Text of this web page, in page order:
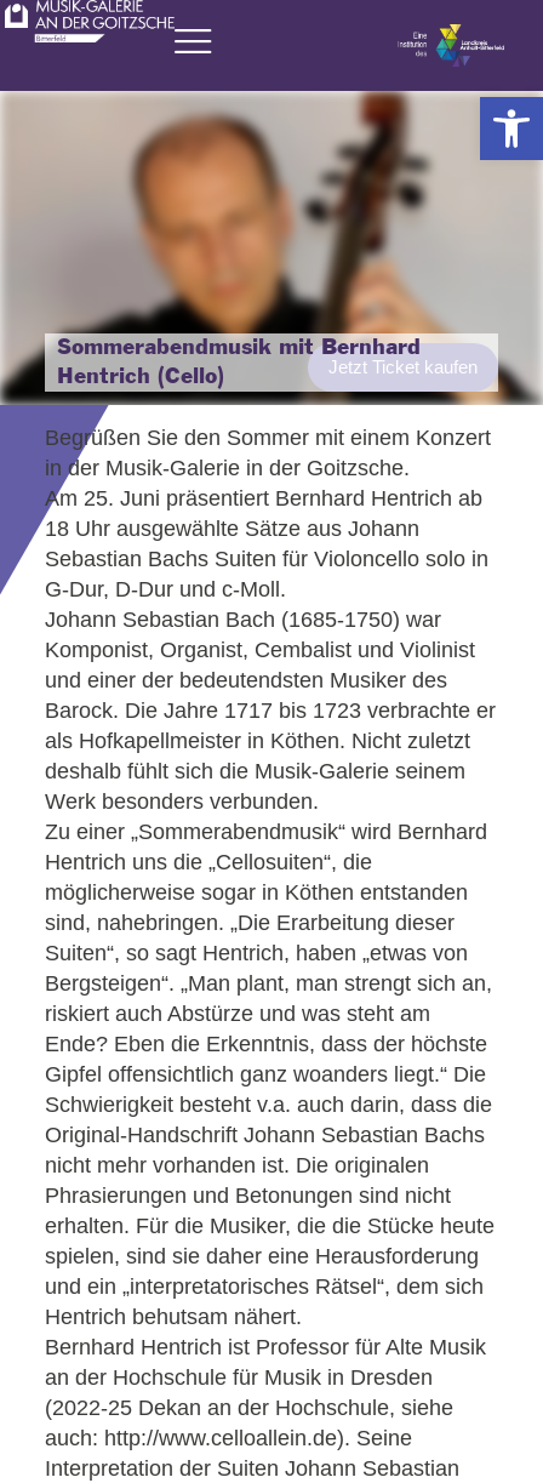
Zum
Inhalt
Jetzt Ticket kaufen
Sommerabendmusik mit Bernhard
Hentrich (Cello)
Begrüßen Sie den Sommer mit einem Konzert
in der Musik-Galerie in der Goitzsche.
Am 25. Juni präsentiert Bernhard Hentrich ab
18 Uhr ausgewählte Sätze aus Johann
Sebastian Bachs Suiten für Violoncello solo in
G-Dur, D-Dur und c-Moll.
Johann Sebastian Bach (1685-1750) war
Komponist, Organist, Cembalist und Violinist
und einer der bedeutendsten Musiker des
Barock. Die Jahre 1717 bis 1723 verbrachte er
als Hofkapellmeister in Köthen. Nicht zuletzt
deshalb fühlt sich die Musik-Galerie seinem
Werk besonders verbunden.
Zu einer „Sommerabendmusik“ wird Bernhard
Hentrich uns die „Cellosuiten“, die
möglicherweise sogar in Köthen entstanden
sind, nahebringen. „Die Erarbeitung dieser
Suiten“, so sagt Hentrich, haben „etwas von
Bergsteigen“. „Man plant, man strengt sich an,
riskiert auch Abstürze und was steht am
Ende? Eben die Erkenntnis, dass der höchste
Gipfel offensichtlich ganz woanders liegt.“ Die
Schwierigkeit besteht v.a. auch darin, dass die
Original-Handschrift Johann Sebastian Bachs
nicht mehr vorhanden ist. Die originalen
Phrasierungen und Betonungen sind nicht
erhalten. Für die Musiker, die die Stücke heute
spielen, sind sie daher eine Herausforderung
und ein „interpretatorisches Rätsel“, dem sich
Hentrich behutsam nähert.
Bernhard Hentrich ist Professor für Alte Musik
an der Hochschule für Musik in Dresden
(2022-25 Dekan an der Hochschule, siehe
auch: http://www.celloallein.de). Seine
Interpretation der Suiten Johann Sebastian